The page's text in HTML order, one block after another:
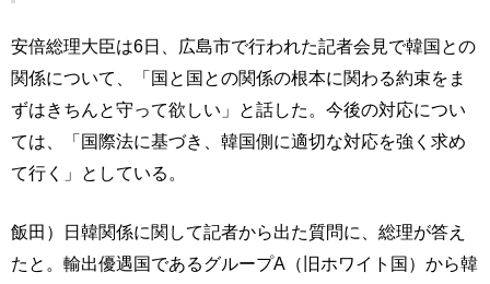
安倍総理大臣は6日、広島市で行われた記者会見で韓国との
関係について、「国と国との関係の根本に関わる約束をま
ずはきちんと守って欲しい」と話した。今後の対応につい
ては、「国際法に基づき、韓国側に適切な対応を強く求め
て行く」としている。
飯田）日韓関係に関して記者から出た質問に、総理が答え
たと。輸出優遇国であるグループA（旧ホワイト国）から韓